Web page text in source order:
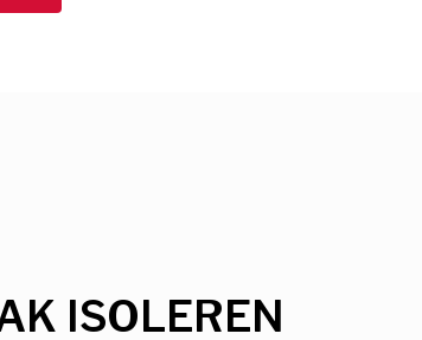
ISOLEREN